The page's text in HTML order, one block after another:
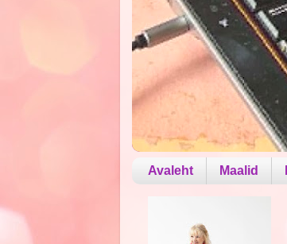
Avaleht Maalid